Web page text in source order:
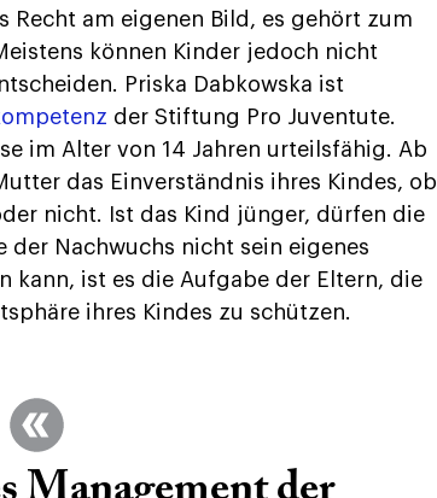
Recht am eigenen Bild, es gehört zum
können Kinder jedoch nicht
Priska Dabkowska ist
der Stiftung Pro Juventute.
im Alter von 14 Jahren urteilsfähig. Ab
das Einverständnis ihres Kindes, ob
nicht. Ist das Kind jünger, dürfen die
der Nachwuchs nicht sein eigenes
kann, ist es die Aufgabe der Eltern, die
ihres Kindes zu schützen.